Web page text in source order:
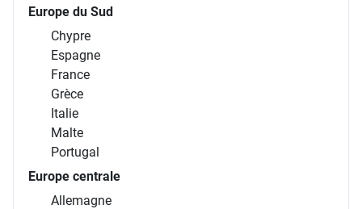
Europe du Sud
Chypre
Espagne
France
Grèce
Italie
Malte
Portugal
Europe centrale
Allemagne